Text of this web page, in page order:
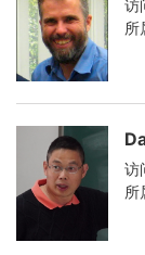
访
所
访
所